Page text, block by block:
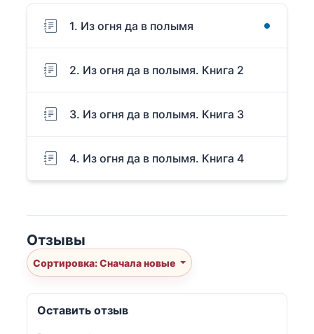
1. Из огня да в полымя
2. Из огня да в полымя. Книга 2
3. Из огня да в полымя. Книга 3
4. Из огня да в полымя. Книга 4
Отзывы
Сортировка: Сначала новые
Оставить отзыв